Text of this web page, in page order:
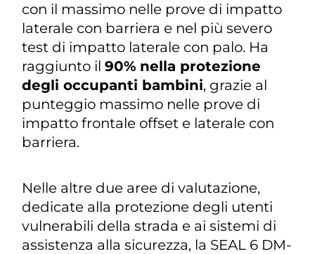
con il massimo nelle prove di impatto
laterale con barriera e nel più severo
test di impatto laterale con palo. Ha
raggiunto il90% nella protezione
degli occupanti bambini, grazie al
punteggio massimo nelle prove di
impatto frontale offset e laterale con
barriera.
Nelle altre due aree di valutazione,
dedicate alla protezione degli utenti
vulnerabili della strada e ai sistemi di
assistenza alla sicurezza, la SEAL 6 DM-